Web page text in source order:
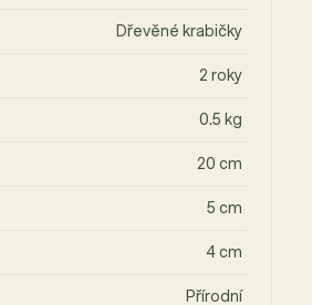
Dřevěné krabičky
2 roky
0.5 kg
20 cm
5 cm
4 cm
Přírodní